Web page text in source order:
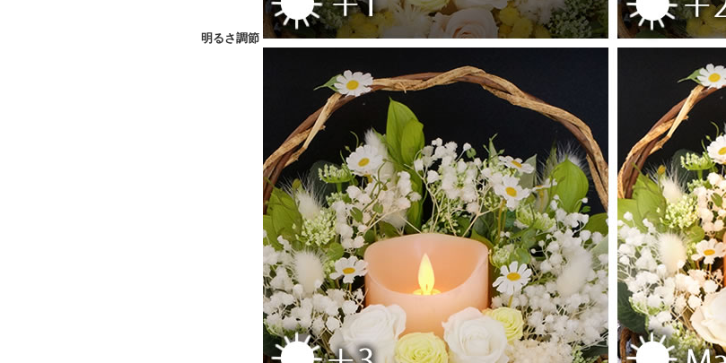
明るさ調節